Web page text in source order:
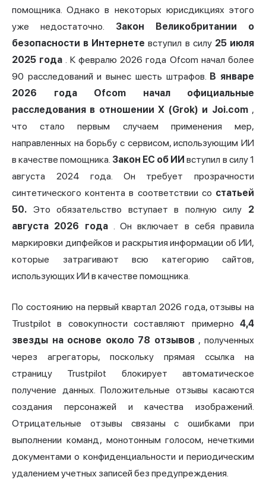
помощника. Однако в некоторых юрисдикциях этого
уже недостаточно. Закон Великобритании о
безопасности в Интернете вступил в силу 25 июля
2025 года . К февралю 2026 года Ofcom начал более
90 расследований и вынес шесть штрафов. В январе
2026 года Ofcom начал официальные
расследования в отношении X (Grok) и Joi.com,
что стало первым случаем применения мер,
направленных на борьбу с сервисом, использующим ИИ
в качестве помощника. Закон ЕС об ИИ вступил в силу 1
августа 2024 года. Он требует прозрачности
синтетического контента в соответствии со статьей
50. Это обязательство вступает в полную силу 2
августа 2026 года. Он включает в себя правила
маркировки дипфейков и раскрытия информации об ИИ,
которые затрагивают всю категорию сайтов,
использующих ИИ в качестве помощника.
По состоянию на первый квартал 2026 года, отзывы на
Trustpilot в совокупности составляют примерно 4,4
звезды на основе около 78 отзывов, полученных
через агрегаторы, поскольку прямая ссылка на
страницу Trustpilot блокирует автоматическое
получение данных. Положительные отзывы касаются
создания персонажей и качества изображений.
Отрицательные отзывы связаны с ошибками при
выполнении команд, монотонным голосом, нечеткими
документами о конфиденциальности и периодическим
удалением учетных записей без предупреждения.